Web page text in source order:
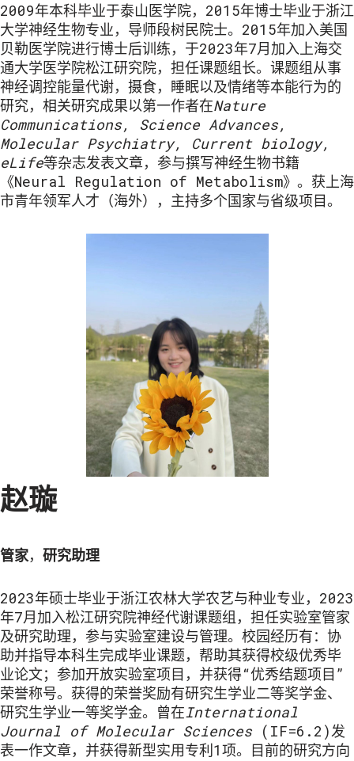
2009年本科毕业于泰山医学院，2015年博士毕业于浙江
大学神经生物专业，导师段树民院士。2015年加入美国
贝勒医学院进行博士后训练，于2023年7月加入上海交
通大学医学院松江研究院，担任课题组长。课题组从事
神经调控能量代谢，摄食，睡眠以及情绪等本能行为的
研究，相关研究成果以第一作者在Nature
Communications, Science Advances,
Molecular Psychiatry, Current biology,
eLife等杂志发表文章，参与撰写神经生物书籍
《Neural Regulation of Metabolism》。获上海
市青年领军人才（海外），主持多个国家与省级项目。
赵璇
管家， 研究助理
2023年硕士毕业于浙江农林大学农艺与种业专业，2023
年7月加入松江研究院神经代谢课题组，担任实验室管家
及研究助理，参与实验室建设与管理。校园经历有：协
助并指导本科生完成毕业课题，帮助其获得校级优秀毕
业论文；参加开放实验室项目，并获得“优秀结题项目”
荣誉称号。获得的荣誉奖励有研究生学业二等奖学金、
研究生学业一等奖学金。曾在International
Journal of Molecular Sciences (IF=6.2)发
表一作文章，并获得新型实用专利1项。目前的研究方向